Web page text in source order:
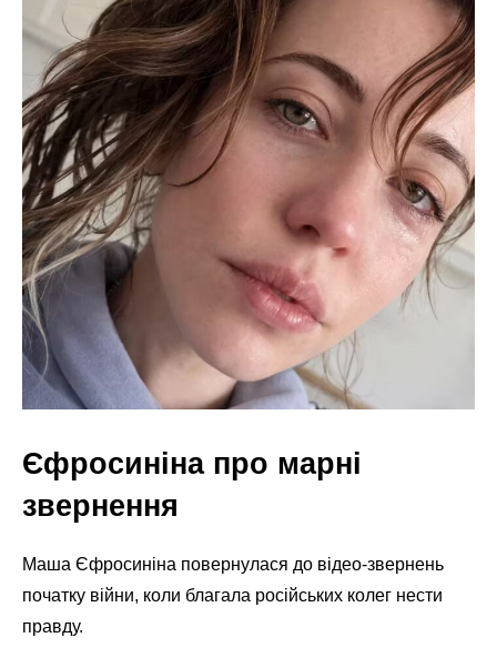
Єфросиніна про марні
звернення
Маша Єфросиніна повернулася до відео-звернень
початку війни, коли благала російських колег нести
правду.